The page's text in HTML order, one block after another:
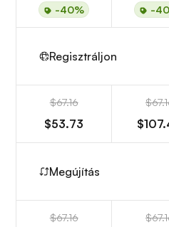
-40% -
Regisztráljon
$67.16
$53.73
Megújítás
$67.16